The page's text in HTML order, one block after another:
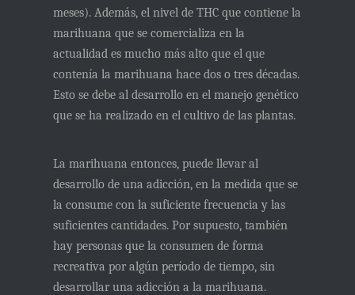
meses). Además, el nivel de THC que contiene la
marihuana que se comercializa en la
actualidad es mucho más alto que el que
contenía la marihuana hace dos o tres décadas.
Esto se debe al desarrollo en el manejo genético
que se ha realizado en el cultivo de las plantas.
La marihuana entonces, puede llevar al
desarrollo de una adicción, en la medida que se
la consume con la suficiente frecuencia y las
suficientes cantidades. Por supuesto, también
hay personas que la consumen de forma
recreativa por algún período de tiempo, sin
desarrollar una adicción a la marihuana.